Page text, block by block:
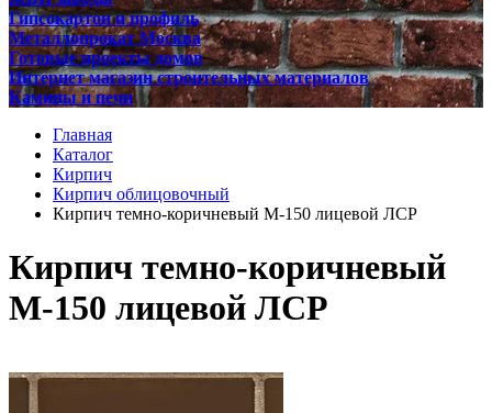
Гипсокартон и профиль
Металлопрокат Москва
Готовые проекты домов
Интернет магазин строительных материалов
Камины и печи
Главная
Каталог
Кирпич
Кирпич облицовочный
Кирпич темно-коричневый М-150 лицевой ЛСР
Кирпич темно-коричневый
М-150 лицевой ЛСР